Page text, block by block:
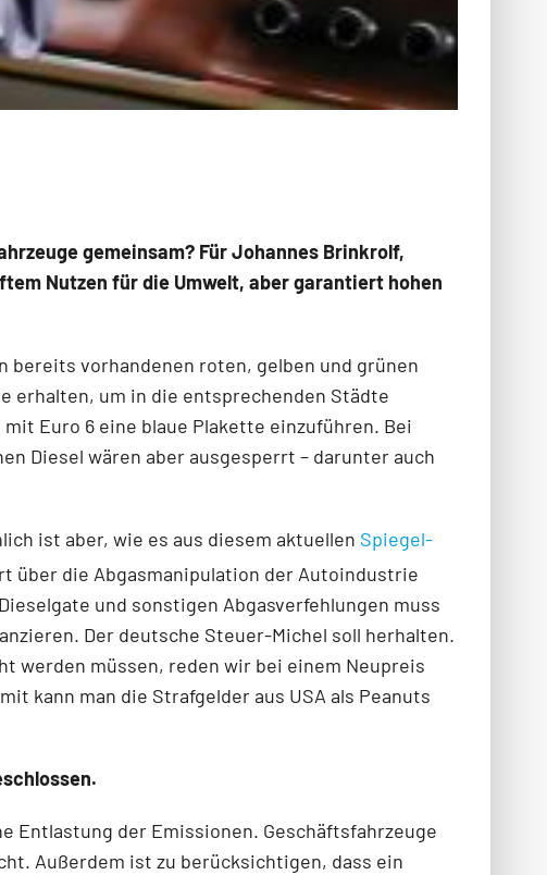
gemeinsam? Für Johannes Brinkrolf,
Nutzen für die Umwelt, aber ga­rantiert hohen
bereits vorhandenen roten, gelben und grünen
erhalten, um in die entsprechenden Städte
Euro 6 eine blaue Plakette einzuführen. Bei
Diesel wären aber ausgesperrt – darunter auch
ist aber, wie es aus diesem aktuellen Spiegel-
über die Abgasmanipulation der Autoindustrie
und sonstigen Abgasverfehlungen muss
Der deutsche Steuer-Michel soll herhalten.
wer­den müssen, reden wir bei einem Neupreis
kann man die Strafgelder aus USA als Peanuts
Entlastung der Emissionen. Geschäftsfahrzeuge
Außerdem ist zu berücksichtigen, dass ein